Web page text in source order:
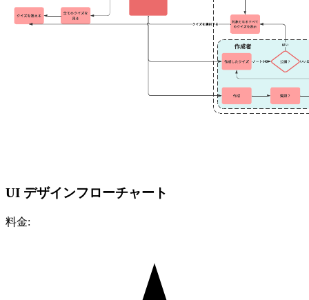
UI デザインフローチャート
料金: